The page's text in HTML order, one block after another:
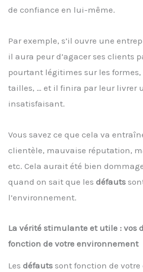
de confiance en lui-même.
Par exemple, s’il ouvre une
il aura peur d’agacer ses clients
pourtant légitimes sur les formes,
tailles, … et il finira par leur livrer
insatisfaisant.
Vous savez ce que cela va
clientèle, mauvaise réputation,
etc. Cela aurait été bien
quand on sait que les défauts
l’environnement.
La vérité stimulante et utile : vos
fonction de votre environnement
Les défauts sont fonction de